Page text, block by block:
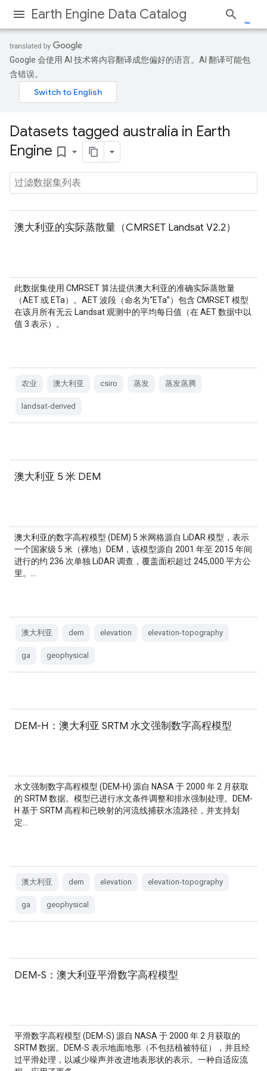
Earth Engine Data Catalog
Google 会使用 AI 技术将内容翻译成您偏好的语言。AI 翻译可能包
含错误。
Datasets tagged australia in Earth
Engine bookmark_border
澳大利亚的实际蒸散量（CMRSET Landsat V2.2）
此数据集使用 CMRSET 算法提供澳大利亚的准确实际蒸散量
（AET 或 ETa）。AET 波段（命名为“ETa”）包含 CMRSET 模型
在该月所有无云 Landsat 观测中的平均每日值（在 AET 数据中以
值 3 表示）。
农业 澳大利亚 csiro 蒸发 蒸发蒸腾
landsat-derived
澳大利亚 5 米 DEM
澳大利亚的数字高程模型 (DEM) 5 米网格源自 LiDAR 模型，表示
一个国家级 5 米（裸地）DEM，该模型源自 2001 年至 2015 年间
进行的约 236 次单独 LiDAR 调查，覆盖面积超过 245,000 平方公
里。…
澳大利亚 dem elevation elevation-topography
ga geophysical
DEM-H：澳大利亚 SRTM 水文强制数字高程模型
水文强制数字高程模型 (DEM-H) 源自 NASA 于 2000 年 2 月获取
的 SRTM 数据。模型已进行水文条件调整和排水强制处理。DEM-
H 基于 SRTM 高程和已映射的河流线捕获水流路径，并支持划
定…
澳大利亚 dem elevation elevation-topography
ga geophysical
DEM-S：澳大利亚平滑数字高程模型
平滑数字高程模型 (DEM-S) 源自 NASA 于 2000 年 2 月获取的
SRTM 数据。DEM-S 表示地面地形（不包括植被特征），并且经
过平滑处理，以减少噪声并改进地表形状的表示。一种自适应流